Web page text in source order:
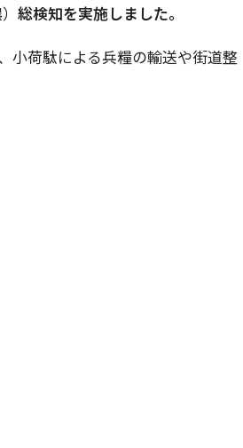
総検知を実施しました。
小荷駄による兵糧の輸送や街道整